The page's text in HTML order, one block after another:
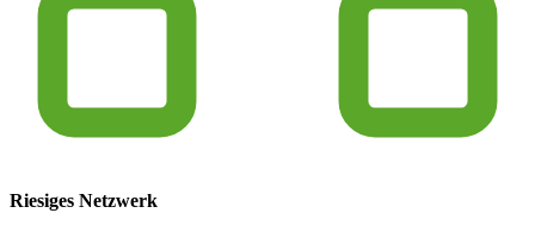
Riesiges Netzwerk